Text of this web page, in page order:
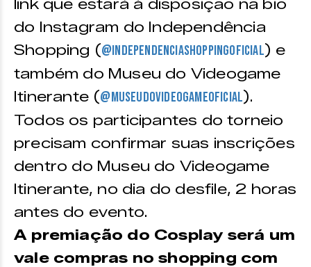
link que estará à disposição na bio
do Instagram do Independência
Shopping (@independenciashoppingoficial) e
também do Museu do Videogame
Itinerante (@museudovideogameoficial).
Todos os participantes do torneio
precisam confirmar suas inscrições
dentro do Museu do Videogame
Itinerante, no dia do desfile, 2 horas
antes do evento.
A premiação do Cosplay será um
vale compras no shopping com